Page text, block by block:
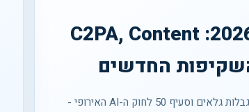
תוכן שנוצר ב-AI ב-2026: C2PA, Content
שרשרת מקור חתומה, Watermarking, מגבלות גלאים וסעיף 50 לחוק ה-AI האירופי -